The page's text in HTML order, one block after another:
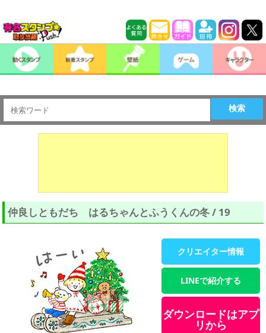
検索
仲良しともだち はるちゃんとふうくんの冬 / 19
クリエイター情報
LINEで紹介する
ダウンロードはアプ
リから